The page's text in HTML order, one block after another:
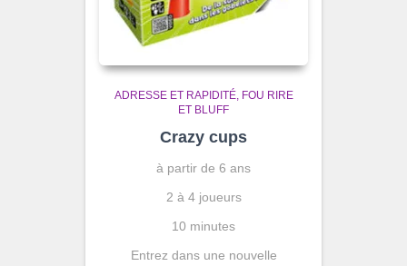
ADRESSE ET RAPIDITÉ FOU RIRE
ET BLUFF
Crazy cups
à partir de 6 ans
2 à 4 joueurs
10 minutes
Entrez dans une nouvelle